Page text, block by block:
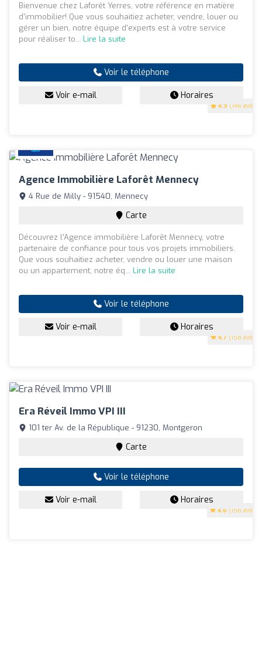
4.9 (146 avis)
Bienvenue chez Laforêt Yerres, votre référence en matière
d'immobilier! Que vous souhaitiez acheter, vendre, louer ou
gérer un bien, notre équipe d'experts est à votre service
pour réaliser to... Lire la suite
Voir le téléphone
Voir e-mail Horaires
Agence Immobilière Laforêt Mennecy
4.7 (158 avis)
4 Rue de Milly - 91540, Mennecy
Carte
Découvrez l'Agence immobilière Laforêt Mennecy, votre
partenaire de confiance pour tous vos projets immobiliers.
Que vous souhaitiez acheter, vendre ou louer une maison
ou un appartement, notre éq... Lire la suite
Voir le téléphone
Voir e-mail Horaires
Era Réveil Immo VPI III
4.6 (156 avis)
101 ter Av. de la République - 91230, Montgeron
Carte
Voir le téléphone
Voir e-mail Horaires